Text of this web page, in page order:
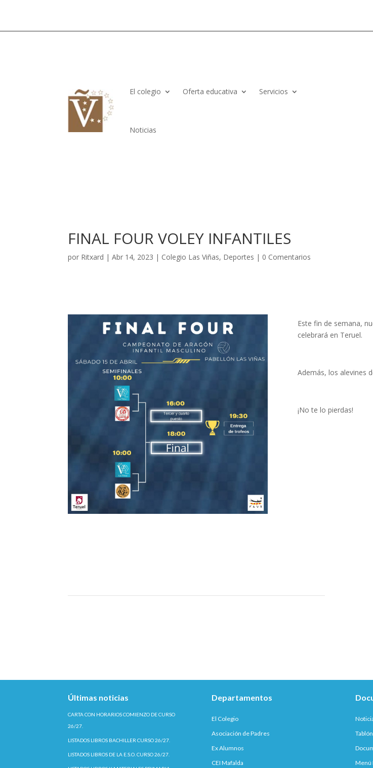
El colegio Oferta educativa Servicios
Noticias
FINAL FOUR VOLEY INFANTILES
por Ritxard |Abr 14, 2023 | Colegio Las Viñas, Deportes | 0 Comentarios
Este fin de semana,
celebrará en Teruel.
Además, los alevines
¡No te lo pierdas!
Últimas noticias
CARTA CON HORARIOS COMIENZO DE CURSO
26/27.
LISTADOS LIBROS BACHILLER CURSO 26/27.
LISTADOS LIBROS DE LA E.S.O. CURSO 26/27.
Departamentos
El Colegio
Asociación de Padres
Ex Alumnos
CEI Mafalda
Menú